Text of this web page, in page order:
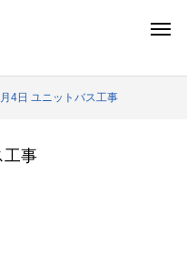
4日 ユニットバス工事
工事